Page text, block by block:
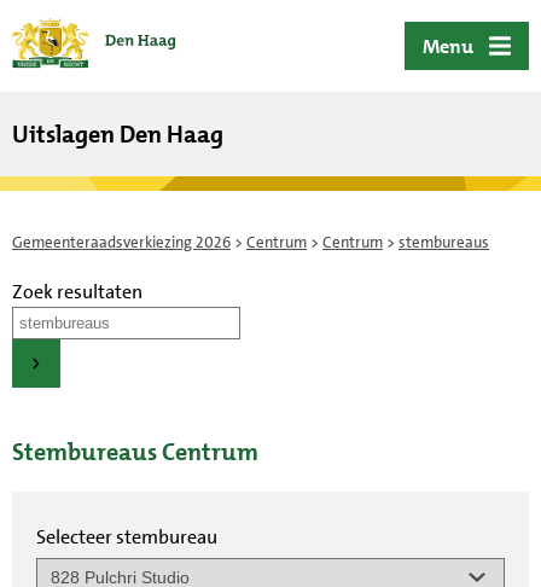
Menu
Uitslagen Den Haag
Gemeenteraadsverkiezing 2026 > Centrum > Centrum > stembureaus
Zoek resultaten
Stembureaus Centrum
Selecteer stembureau